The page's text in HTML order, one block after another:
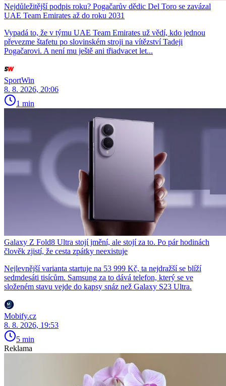
Nejdůležitější podpis roku? Pogačarův dědic Del Toro se zavázal
UAE Team Emirates až do roku 2031
Vypadá to, že v týmu UAE Team Emirates už vědí, kdo jednou
převezme štafetu po slovinském stroji na vítězství Tadeji
Pogačarovi. A není mu ještě ani třiadvacet let...
SportWin
8. 8. 2026, 20:06
1 min
Galaxy Z Fold8 Ultra stojí jmění, ale stojí za to. Po pár hodinách
člověk zjistí, že cesta zpátky neexistuje
Nejlevnější varianta startuje na 53 999 Kč, ta nejdražší se blíží
sedmdesáti tisícům. Samsung za to dává telefon, který se ve
složeném stavu vejde do kapsy snáz než Galaxy S23 Ultra.
Mobify.cz
8. 8. 2026, 19:53
5 min
Reklama